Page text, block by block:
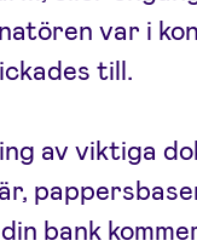
var i
till.
av viktiga
bank